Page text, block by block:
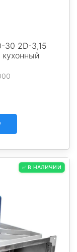
30 2D-3,15
✅ В НАЛИЧИИ